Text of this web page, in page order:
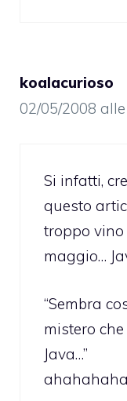
koalacurioso
02/05/2008
Si infatti,
questo
troppo
maggio…
“Sembra
mistero
Java…”